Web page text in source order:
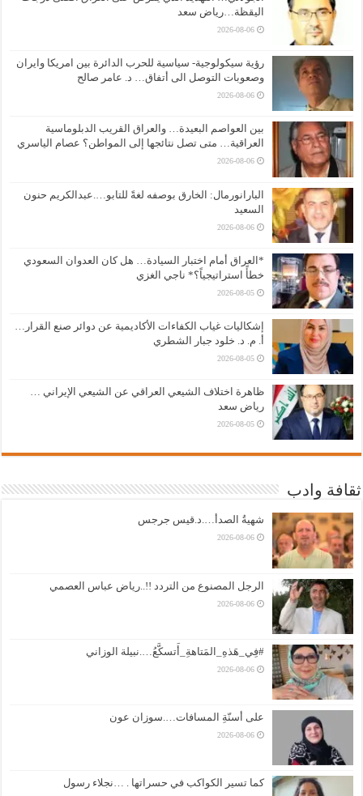
اليقظة…رياض سعد
2026-08-06
رؤية سيكولوجية- سياسية للحرب الدائرة بين امريكا وايران
وصعوبات التوصل الى أتفاق… د. عامر صالح
2026-08-06
بين العواصم البعيدة… والعراق القريب الدبلوماسية
العراقية… متى تصل نتائجها إلى المواطن؟ عصام الياسري
2026-08-06
البارانورمال: الخارق بوصفه لغةً للتابو….عبدالكريم حنون
السعيد
2026-08-06
*العراق أمام اختبار السيادة… هل كان العدوان السعودي
خطأً استراتيجياً؟* ناجي الغزي
2026-08-05
إشكاليات غياب الكفاءات الأكاديمية عن دوائر صنع القرار…
أ. م. د. خلود جبار الشطري
2026-08-05
ظاهرة اختلاف الشيعي العراقي عن الشيعي الإيراني …
رياض سعد
2026-08-05
ثقافة وادب
شهيةُ الصدأ….د.قيس جرجس
2026-08-06
الرجل المصنوع من التردد !!..رياض عباس العصمي
2026-08-06
#فِي_هَذهِ_المَتاهةِ_أَتسكَّعُ….نبيلة الوزاني
2026-08-06
على أسنّةِ المسافات….سوزان عون
2026-08-06
كما تسير الكواكب في حسراتها . …نجلاء رسول